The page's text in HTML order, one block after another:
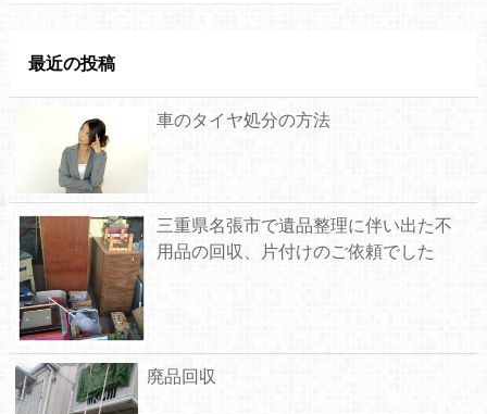
最近の投稿
車のタイヤ処分の方法
三重県名張市で遺品整理に伴い出た不
用品の回収、片付けのご依頼でした
廃品回収